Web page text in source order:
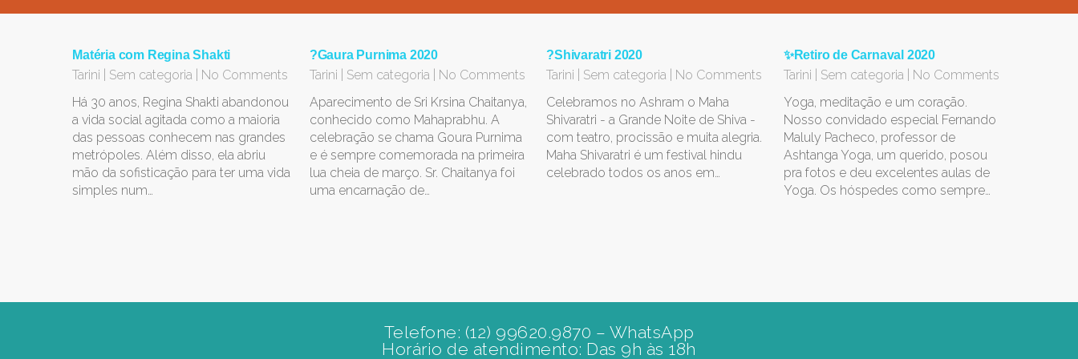
Matéria com Regina Shakti
Tarini Sem categoria
No Comments
Há 30 anos, Regina Shakti abandonou
a vida social agitada como a maioria
das pessoas conhecem nas grandes
metrópoles. Além disso, ela abriu
mão da sofisticação para ter uma vida
simples num…
?Gaura Purnima 2020
Tarini Sem categoria
No Comments
Aparecimento de Sri Krsina Chaitanya,
conhecido como Mahaprabhu. A
celebração se chama Goura Purnima
e é sempre comemorada na primeira
lua cheia de março. Sr. Chaitanya foi
uma encarnação de…
?Shivaratri 2020
Tarini Sem categoria
No Comments
Celebramos no Ashram o Maha
Shivaratri - a Grande Noite de Shiva -
com teatro, procissão e muita alegria.
Maha Shivaratri é um festival hindu
celebrado todos os anos em…
✨Retiro de Carnaval 2020
Tarini Sem categoria
No Comments
Yoga, meditação e um coração.
Nosso convidado especial Fernando
Maluly Pacheco, professor de
Ashtanga Yoga, um querido, posou
pra fotos e deu excelentes aulas de
Yoga. Os hóspedes como sempre…
Telefone: (12) 99620.9870 – WhatsApp
Horário de atendimento: Das 9h às 18h